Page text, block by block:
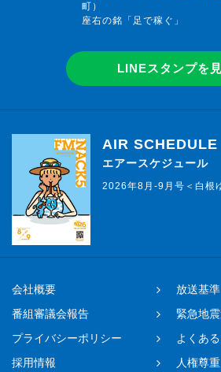
町）
座右の銘「足で稼ぐ」
LINEスタンプを
AIR SCHEDULE
エアースケジュール
2026年8月-9月号＜白根
会社概要
放送基準
番組審議会報告
緊急地
プライバシーポリシー
よくあ
採用情報
人権尊